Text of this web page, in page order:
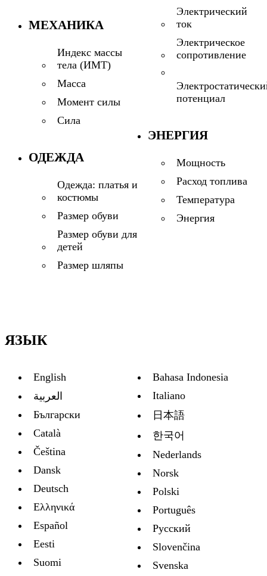
МЕХАНИКА
Индекс массы
тела (ИМТ)
Масса
Момент силы
Сила
ОДЕЖДА
Одежда: платья и
костюмы
Размер обуви
Размер обуви для
детей
Размер шляпы
Электрический
ток
Электрическое
сопротивление
потенциал
ЭНЕРГИЯ
Мощность
Расход топлива
Температура
Энергия
ЯЗЫК
English
العربية
Български
Català
Čeština
Dansk
Deutsch
Ελληνικά
Español
Eesti
Suomi
Bahasa Indonesia
Italiano
日本語
한국어
Nederlands
Norsk
Polski
Português
Русский
Slovenčina
Svenska